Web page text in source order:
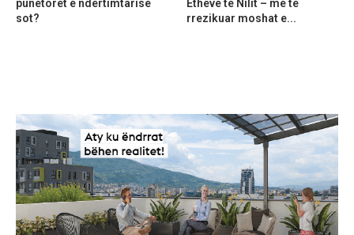
punëtorët e ndërtimtarisë
sot?
Etheve të Nilit – më të
rrezikuar moshat e...